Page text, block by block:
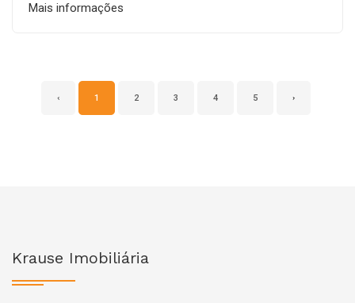
Mais informações
‹ 1 2 3 4 5 ›
Krause Imobiliária